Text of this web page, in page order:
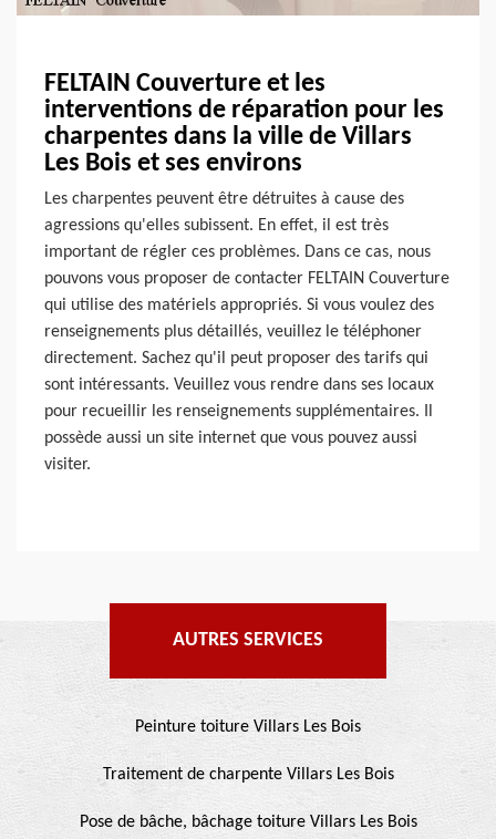
FELTAIN Couverture et les
interventions de réparation pour les
charpentes dans la ville de Villars
Les Bois et ses environs
Les charpentes peuvent être détruites à cause des
agressions qu'elles subissent. En effet, il est très
important de régler ces problèmes. Dans ce cas, nous
pouvons vous proposer de contacter FELTAIN Couverture
qui utilise des matériels appropriés. Si vous voulez des
renseignements plus détaillés, veuillez le téléphoner
directement. Sachez qu'il peut proposer des tarifs qui
sont intéressants. Veuillez vous rendre dans ses locaux
pour recueillir les renseignements supplémentaires. Il
possède aussi un site internet que vous pouvez aussi
visiter.
AUTRES SERVICES
Peinture toiture Villars Les Bois
Traitement de charpente Villars Les Bois
Pose de bâche, bâchage toiture Villars Les Bois